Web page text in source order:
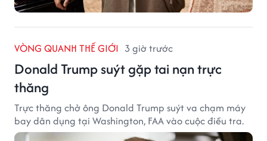
VÒNG QUANH THẾ GIỚI 3 giờ trước
Donald Trump suýt gặp tai nạn trực
thăng
Trực thăng chở ông Donald Trump suýt va chạm máy
bay dân dụng tại Washington, FAA vào cuộc điều tra.